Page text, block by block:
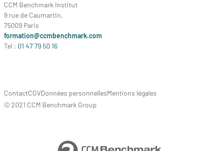
CCM Benchmark Institut
9 rue de Caumartin,
75009 Paris
formation@ccmbenchmark.com
Tel : 01 47 79 50 16
ContactCGVDonnées personnellesMentions légales
© 2021 CCM Benchmark Group